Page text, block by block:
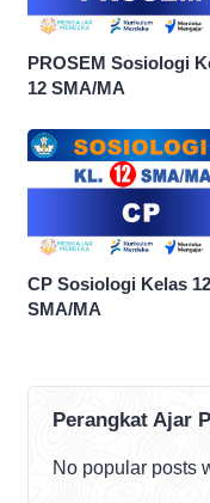
PROSEM Sosiologi
12 SMA/MA
CP Sosiologi Kelas 12
SMA/MA
Perangkat Ajar
No popular posts